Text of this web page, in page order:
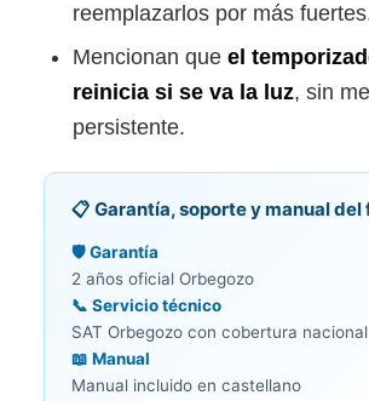
reemplazarlos por más
Mencionan que el
reinicia si se va la luz, sin
persistente.
📋 Garantía, soporte y manual
🛡️ Garantía
2 años oficial Orbegozo
📞 Servicio técnico
SAT Orbegozo con cobertura nacional
📖 Manual
Manual incluido en castellano